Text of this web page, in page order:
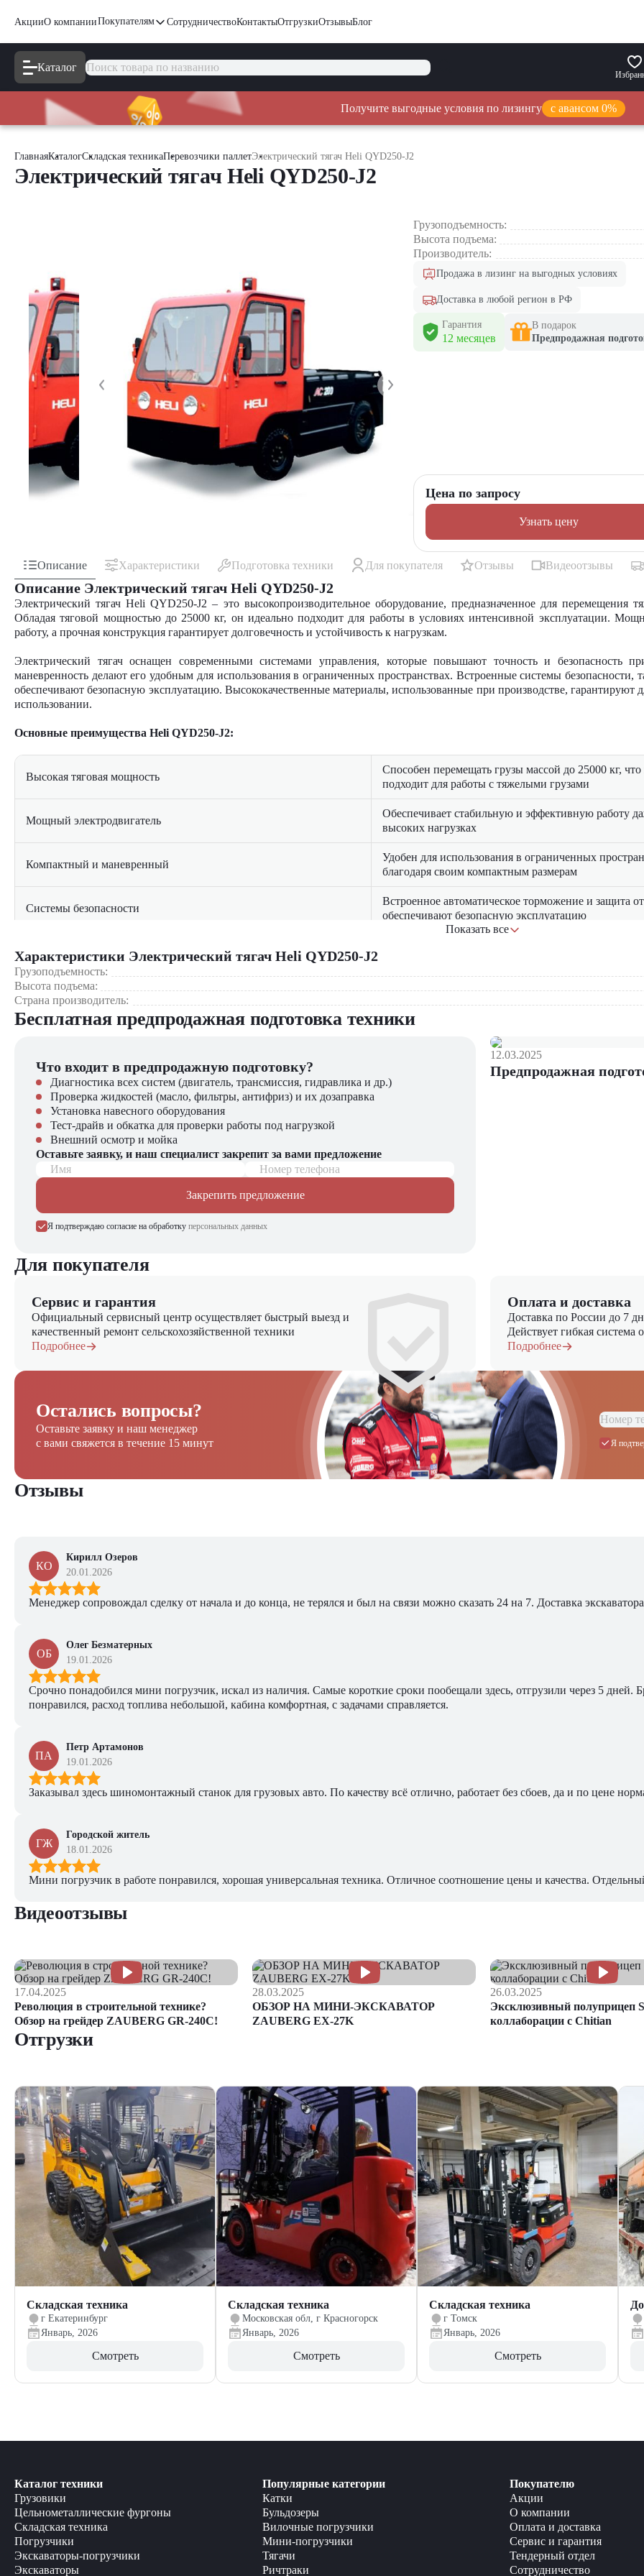
АкцииО компанииПокупателям СотрудничествоКонтактыОтгрузкиОтзывыБлог
Каталог
Получите выгодные условия по лизингу с авансом 0%
ГлавнаяКаталогСкладская техникаПеревозчики паллетЭлектрический тягач Heli QYD250-J2
Электрический тягач Heli QYD250-J2
Грузоподъемность:
Высота подъема:
Производитель:
Продажа в лизинг на выгодных условиях
Доставка в любой регион в РФ
Гарантия
12 месяцев
В подарок
Предпродажная
Цена по запросу
Узнать цену
Описание Характеристики Подготовка техники Для покупателя Отзывы Видеоотзывы
Описание Электрический тягач Heli QYD250-J2
Электрический тягач Heli QYD250-J2 – это высокопроизводительное оборудование, предназначенное для перемещения
Обладая тяговой мощностью до 25000 кг, он идеально подходит для работы в условиях интенсивной эксплуатации.
работу, а прочная конструкция гарантирует долговечность и устойчивость к нагрузкам.
Электрический тягач оснащен современными системами управления, которые повышают точность и безопасность
маневренность делают его удобным для использования в ограниченных пространствах. Встроенные системы безопасности,
обеспечивают безопасную эксплуатацию. Высококачественные материалы, использованные при производстве,
использовании.
Основные преимущества Heli QYD250-J2:
Высокая тяговая мощность
Способен перемещать грузы массой до 25000 кг, что
подходит для работы с тяжелыми грузами
Мощный электродвигатель
Обеспечивает стабильную и эффективную работу
высоких нагрузках
Компактный и маневренный
Удобен для использования в ограниченных
благодаря своим компактным размерам
Системы безопасности
Встроенное автоматическое торможение и защита
обеспечивают безопасную эксплуатацию
Прочная конструкция
Электрический тягач Heli QYD250-J2 станет незаменимым помощником на вашем складе, обеспечивая эффективное и
значительно упростит процесс транспортировки и повысит общую производительность работы.
Показать все
Характеристики Электрический тягач Heli QYD250-J2
Грузоподъемность:
Высота подъема:
Страна производитель:
Бесплатная предпродажная подготовка техники
Что входит в предпродажную подготовку?
Диагностика всех систем (двигатель, трансмиссия, гидравлика и др.)
Проверка жидкостей (масло, фильтры, антифриз) и их дозаправка
Установка навесного оборудования
Тест-драйв и обкатка для проверки работы под нагрузкой
Внешний осмотр и мойка
Оставьте заявку, и наш специалист закрепит за вами предложение
Имя
Номер телефона
Закрепить предложение
Я подтверждаю согласие на обработку персональных данных
12.03.2025
Предпродажная
Для покупателя
Сервис и гарантия
Официальный сервисный центр осуществляет быстрый выезд и
качественный ремонт сельскохозяйственной техники
Подробнее
Оплата и доставка
Доставка по России до 7
Действует гибкая система
Подробнее
Остались вопросы?
Оставьте заявку и наш менеджер
с вами свяжется в течение 15 минут
Я
Отзывы
КО
Кирилл Озеров
20.01.2026
Менеджер сопровождал сделку от начала и до конца, не терялся и был на связи можно сказать 24 на 7. Доставка
ОБ
Олег Безматерных
19.01.2026
Срочно понадобился мини погрузчик, искал из наличия. Самые короткие сроки пообещали здесь, отгрузили через 5
понравился, расход топлива небольшой, кабина комфортная, с задачами справляется.
ПА
Петр Артамонов
19.01.2026
Заказывал здесь шиномонтажный станок для грузовых авто. По качеству всё отлично, работает без сбоев, да и по цене
ГЖ
Городской житель
18.01.2026
Мини погрузчик в работе понравился, хорошая универсальная техника. Отличное соотношение цены и качества.
Видеоотзывы
17.04.2025
Революция в строительной технике?
Обзор на грейдер ZAUBERG GR-240C!
28.03.2025
ОБЗОР НА МИНИ-ЭКСКАВАТОР
ZAUBERG EX-27K
26.03.2025
Эксклюзивный полуприцеп
коллаборации с Chitian
Отгрузки
Складская техника
г Екатеринбург
Январь, 2026
Смотреть
Складская техника
Московская обл, г Красногорск
Январь, 2026
Смотреть
Складская техника
г Томск
Январь, 2026
Смотреть
Каталог техники
Грузовики
Цельнометаллические фургоны
Складская техника
Погрузчики
Экскаваторы-погрузчики
Экскаваторы
Популярные категории
Катки
Бульдозеры
Вилочные погрузчики
Мини-погрузчики
Тягачи
Ричтраки
Покупателю
Акции
О компании
Оплата и доставка
Сервис и гарантия
Тендерный отдел
Сотрудничество